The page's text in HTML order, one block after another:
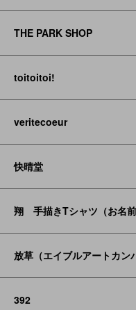
THE PARK SHOP
toitoitoi!
veritecoeur
快晴堂
翔 手描きTシャツ（お名前
放草（エイブルアートカン
392